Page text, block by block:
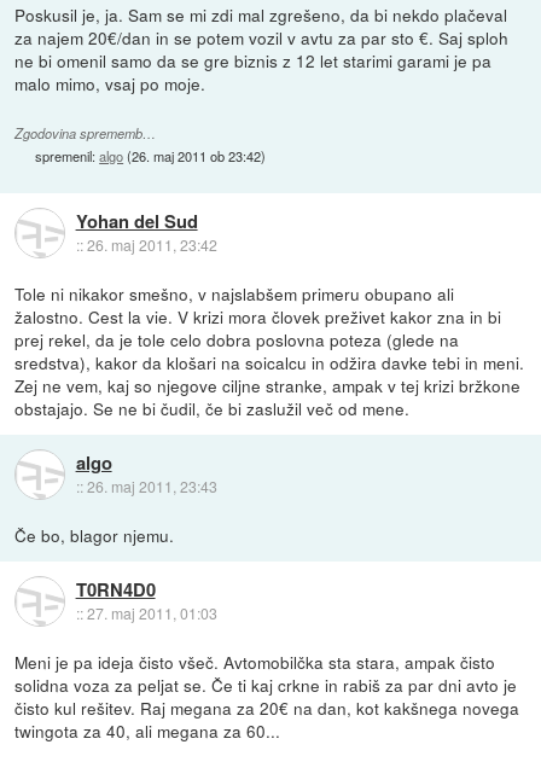
Poskusil je, ja. Sam se mi zdi mal zgrešeno, da bi nekdo plačeval
za najem 20€/dan in se potem vozil v avtu za par sto €. Saj sploh
ne bi omenil samo da se gre biznis z 12 let starimi garami je pa
malo mimo, vsaj po moje.
Zgodovina sprememb…
spremenil:algo(26. maj 2011 ob 23:42)
Yohan del Sud
::26. maj 2011, 23:42
Tole ni nikakor smešno, v najslabšem primeru obupano ali
žalostno. Cest la vie. V krizi mora človek preživet kakor zna in bi
prej rekel, da je tole celo dobra poslovna poteza (glede na
sredstva), kakor da klošari na soicalcu in odžira davke tebi in meni.
Zej ne vem, kaj so njegove ciljne stranke, ampak v tej krizi bržkone
obstajajo. Se ne bi čudil, če bi zaslužil več od mene.
algo
::26. maj 2011, 23:43
Če bo, blagor njemu.
T0RN4D0
::27. maj 2011, 01:03
Meni je pa ideja čisto všeč. Avtomobilčka sta stara, ampak čisto
solidna voza za peljat se. Če ti kaj crkne in rabiš za par dni avto je
čisto kul rešitev. Raj megana za 20€ na dan, kot kakšnega novega
twingota za 40, ali megana za 60...